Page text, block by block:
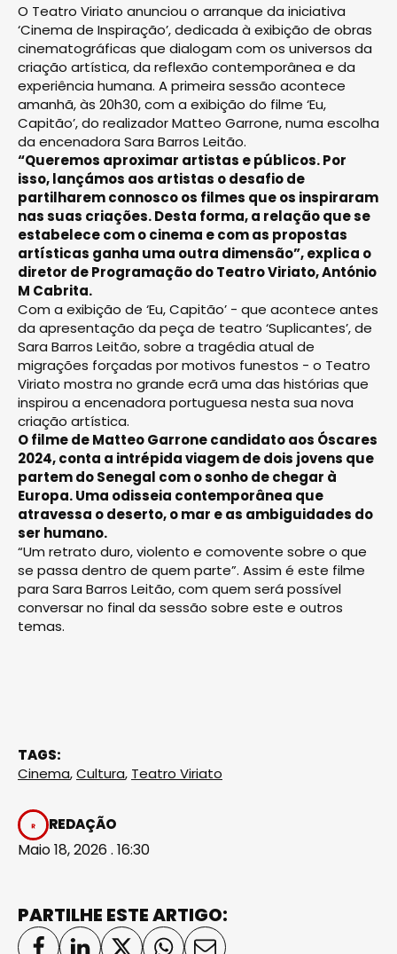
O Teatro Viriato anunciou o arranque da iniciativa
‘Cinema de Inspiração’, dedicada à exibição de obras
cinematográficas que dialogam com os universos da
criação artística, da reflexão contemporânea e da
experiência humana. A primeira sessão acontece
amanhã, às 20h30, com a exibição do filme ‘Eu,
Capitão’, do realizador Matteo Garrone, numa escolha
da encenadora Sara Barros Leitão.
“Queremos aproximar artistas e públicos. Por
isso, lançámos aos artistas o desafio de
partilharem connosco os filmes que os inspiraram
nas suas criações. Desta forma, a relação que se
estabelece com o cinema e com as propostas
artísticas ganha uma outra dimensão”, explica o
diretor de Programação do Teatro Viriato, António
M Cabrita.
Com a exibição de ‘Eu, Capitão’ - que acontece antes
da apresentação da peça de teatro ‘Suplicantes’, de
Sara Barros Leitão, sobre a tragédia atual de
migrações forçadas por motivos funestos - o Teatro
Viriato mostra no grande ecrã uma das histórias que
inspirou a encenadora portuguesa nesta sua nova
criação artística.
O filme de Matteo Garrone candidato aos Óscares
2024, conta a intrépida viagem de dois jovens que
partem do Senegal com o sonho de chegar à
Europa. Uma odisseia contemporânea que
atravessa o deserto, o mar e as ambiguidades do
ser humano.
“Um retrato duro, violento e comovente sobre o que
se passa dentro de quem parte”. Assim é este filme
para Sara Barros Leitão, com quem será possível
conversar no final da sessão sobre este e outros
temas.
TAGS:
Cinema,Cultura, Teatro Viriato
REDAÇÃO
Maio 18, 2026 . 16:30
PARTILHE ESTE ARTIGO: